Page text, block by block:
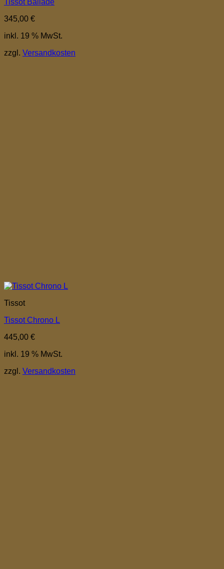
Tissot Ballade
345,00 €
inkl. 19 % MwSt.
zzgl. Versandkosten
Tissot
Tissot Chrono L
445,00 €
inkl. 19 % MwSt.
zzgl. Versandkosten